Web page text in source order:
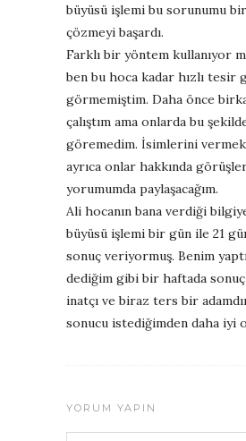
büyüsü işlemi bu sorunumu
çözmeyi başardı.
Farklı bir yöntem kullanıyor
ben bu hoca kadar hızlı
görmemiştim. Daha önce
çalıştım ama onlarda bu
göremedim. İsimlerini
ayrıca onlar hakkında
yorumumda paylaşacağım.
Ali hocanın bana verdiği
büyüsü işlemi bir gün ile 21
sonuç veriyormuş. Benim
dediğim gibi bir haftada sonuç
inatçı ve biraz ters bir
sonucu istediğimden daha iyi
YORUM YAPIN